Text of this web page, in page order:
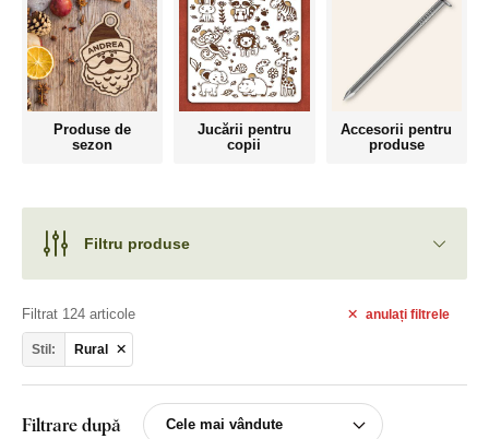
Produse de
sezon
Jucării pentru
copii
Accesorii pentru
produse
Filtru produse
anulați filtrele
Filtrat 124 articole
Stil: Rural
Filtrare după